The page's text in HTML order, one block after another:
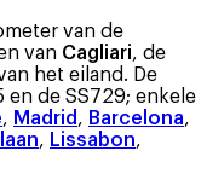
van de
van Cagliari, de
het eiland. De
en de SS729; enkele
, Madrid , Barcelona, ​​
, Lissabon,